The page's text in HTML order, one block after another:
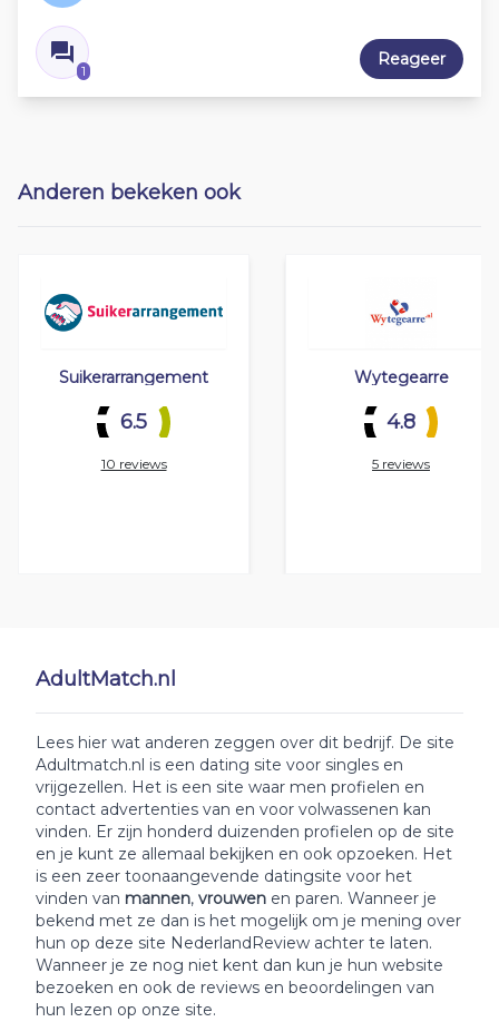
AdultMatch.nl
Lees hier wat anderen zeggen over dit bedrijf. De site
Adultmatch.nl is een dating site voor singles en
vrijgezellen. Het is een site waar men profielen en
contact advertenties van en voor volwassenen kan
vinden. Er zijn honderd duizenden profielen op de site
en je kunt ze allemaal bekijken en ook opzoeken. Het
is een zeer toonaangevende datingsite voor het
vinden van mannen, vrouwen en paren. Wanneer je
bekend met ze dan is het mogelijk om je mening over
hun op deze site NederlandReview achter te laten.
Wanneer je ze nog niet kent dan kun je hun website
bezoeken en ook de reviews en beoordelingen van
hun lezen op onze site.
1
Reageer
Anderen bekeken ook
Suikerarrangement
6.5
10 reviews
Wytegearre
4.8
5 reviews